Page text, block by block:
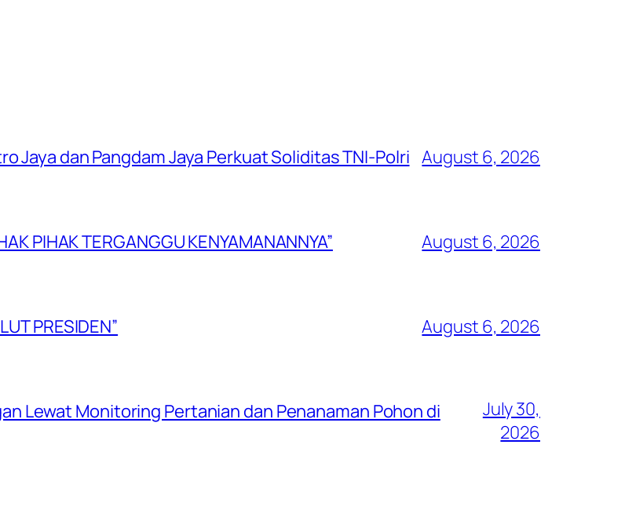
Jaya dan Pangdam Jaya Perkuat Soliditas TNI-Polri August 6, 2026
PIHAK TERGANGGU KENYAMANANNYA” August 6, 2026
PRESIDEN” August 6, 2026
Lewat Monitoring Pertanian dan Penanaman Pohon di
July 30,
2026